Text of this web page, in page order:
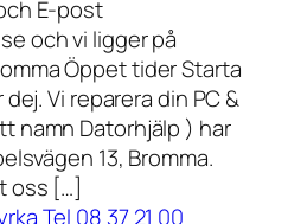
E-post
och vi ligger på
Öppet tider Starta
Vi reparera din PC &
namn Datorhjälp ) har
13, Bromma.
oss […]
Tel 08 37 21 00